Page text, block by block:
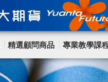
精選顧問商品 專業教學課